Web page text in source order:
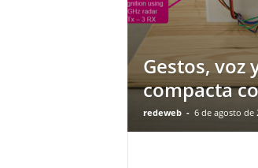
Gestos, voz
compacta
redeweb - 6 de agosto de